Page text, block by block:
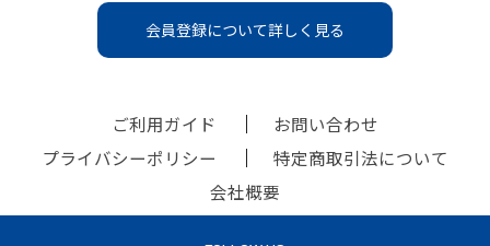
会員登録について詳しく見る
ご利用ガイド
お問い合わせ
プライバシーポリシー
特定商取引法について
会社概要